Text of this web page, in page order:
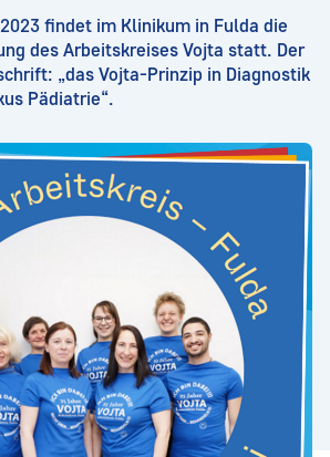
findet im Klinikum in Fulda die
des Arbeitskreises Vojta statt. Der
„das Vojta-Prinzip in Diagnostik
Pädiatrie“.